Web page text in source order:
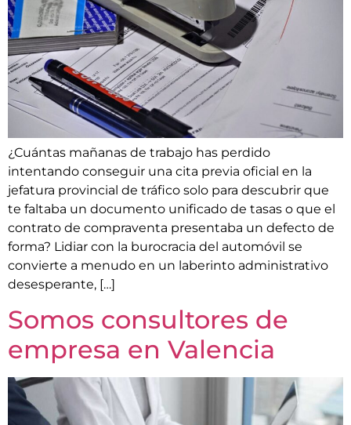
¿Cuántas mañanas de trabajo has perdido
intentando conseguir una cita previa oficial en la
jefatura provincial de tráfico solo para descubrir que
te faltaba un documento unificado de tasas o que el
contrato de compraventa presentaba un defecto de
forma? Lidiar con la burocracia del automóvil se
convierte a menudo en un laberinto administrativo
desesperante, […]
Somos consultores de
empresa en Valencia